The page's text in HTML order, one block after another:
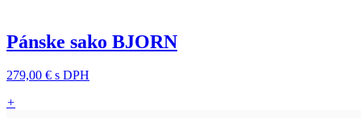
Pánske sako BJORN
279,00 € s DPH
+